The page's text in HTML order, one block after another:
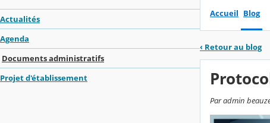
Actualités
Agenda
Documents administratifs
Projet d'établissement
Accueil Blog
‹ Retour au blog
Par admin